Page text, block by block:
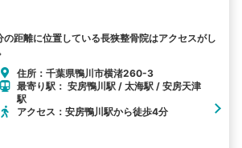
距離に位置している長狭整骨院はアクセスがし
住所：千葉県鴨川市横渚260-3
最寄り駅： 安房鴨川駅 / 太海駅 / 安房天津
駅
アクセス：安房鴨川駅から徒歩4分